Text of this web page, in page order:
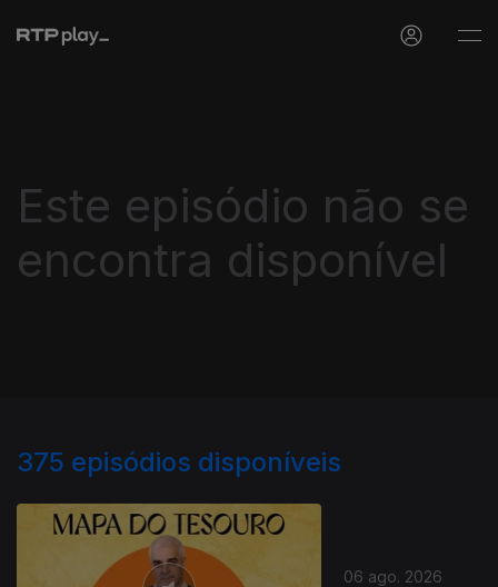
Este episódio não se
encontra disponível
375 episódios disponíveis
06 ago. 2026